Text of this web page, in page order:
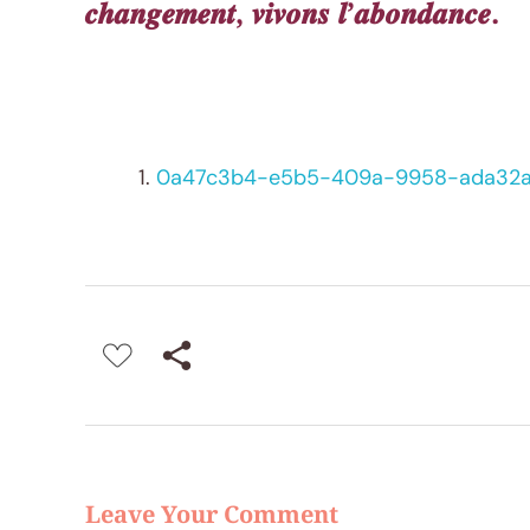
𝒄𝒉𝒂𝒏𝒈𝒆𝒎𝒆𝒏𝒕, 𝒗𝒊𝒗𝒐𝒏𝒔 𝒍’𝒂𝒃𝒐𝒏𝒅𝒂𝒏𝒄𝒆.
0a47c3b4-e5b5-409a-9958-
Leave Your Comment